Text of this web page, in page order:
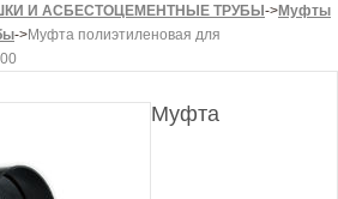
И АСБЕСТОЦЕМЕНТНЫЕ ТРУБЫ->Муфты
->Муфта полиэтиленовая для
Муфта